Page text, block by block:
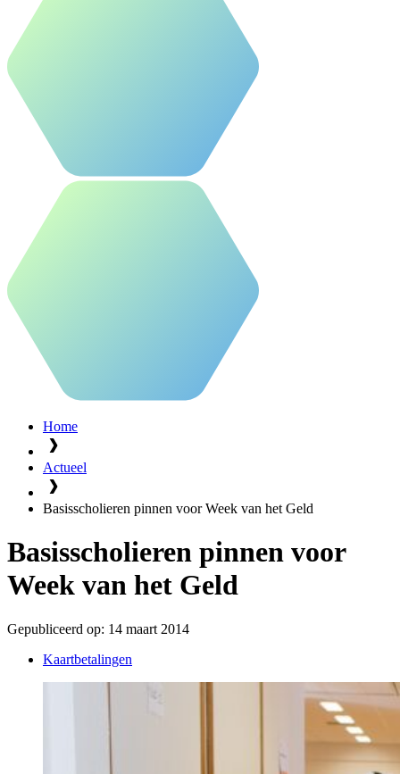
Home
Actueel
Basisscholieren pinnen voor Week van het Geld
Basisscholieren pinnen voor
Week van het Geld
Gepubliceerd op: 14 maart 2014
Kaartbetalingen